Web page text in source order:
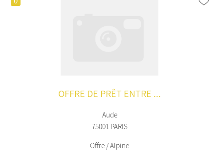
OFFRE DE PRÊT ENTRE ...
Aude
75001 PARIS
Offre / Alpine